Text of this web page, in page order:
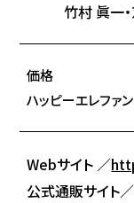
竹村 眞一
価格
ハッピーエレファ
Webサイト ／
公式通販サイト／